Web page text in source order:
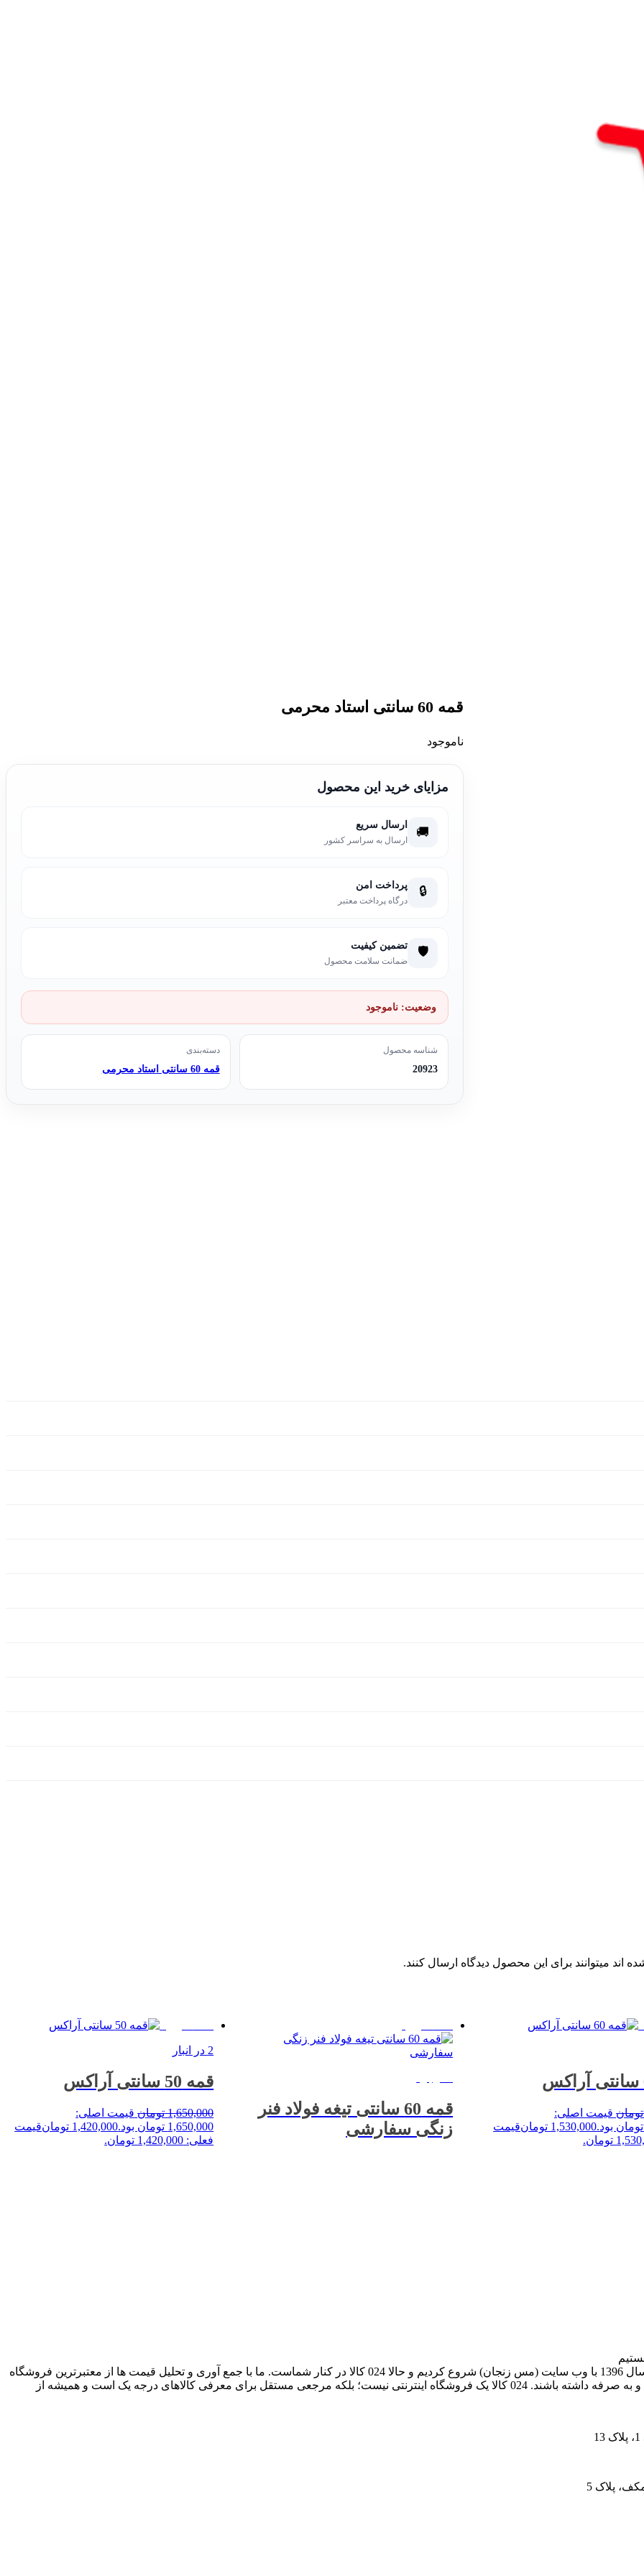
قمه 60 سانتی استاد محرمی
ناموجود
مزایای خرید این محصول
🚚 ارسال سریع
ارسال به سراسر کشور
🔒 پرداخت امن
درگاه پرداخت معتبر
🛡️ تضمین کیفیت
ضمانت سلامت محصول
وضعیت: ناموجود
شناسه محصول
20923
دسته‌بندی
قمه 60 سانتی استاد محرمی
میتوانند برای این محصول دیدگاه ارسال کنند.
تومان قیمت اصلی:
1,530,000 تومانقیمت
قمه 60 سانتی تیغه فولاد فنر
زنگی سفارشی
2 در انبار
قمه 50 سانتی آراکس
1,650,000 تومان قیمت اصلی:
1,650,000 تومان بود.
1,420,000 تومانقیمت
فعلی: 1,420,000 تومان.
024 کالا، معتبرترین پلتفرم آنلاین فروشگاه صنایع دستی در ایران، از سال 1396 با وب سایت (مس زنجان) شروع کردیم و حالا 024 کالا در کنار شماست. ما با جمع‌ آوری و تحلیل قیمت‌ ها از معتبرترین فروشگاه‌
های اینترنتی، به خریداران کمک می‌کنیم تا انتخابی آگاهانه، هوشمندانه و به‌ صرفه داشته باشند. 024 کالا یک فروشگاه اینترنتی نیست؛ بلکه مرجعی مستقل برای معرفی کالاهای درجه یک است و همیشه از
پلاک 5